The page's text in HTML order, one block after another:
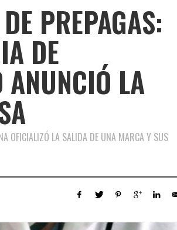
PREPAGAS:
DE
ANUNCIÓ LA
OFICIALIZÓ LA SALIDA DE UNA MARCA Y SUS